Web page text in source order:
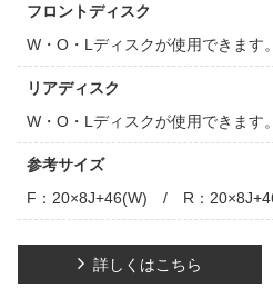
フロントディスク
W・O・Lディスクが使用できます。
リアディスク
W・O・Lディスクが使用できます。
参考サイズ
F：20×8J+46(W) / R：
詳しくはこちら